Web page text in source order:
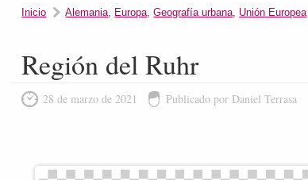
Inicio Alemania, Europa,Geografía urbana, Unión Europea
Región del Ruhr
28 de marzo de 2021 Publicado por Daniel Terrasa